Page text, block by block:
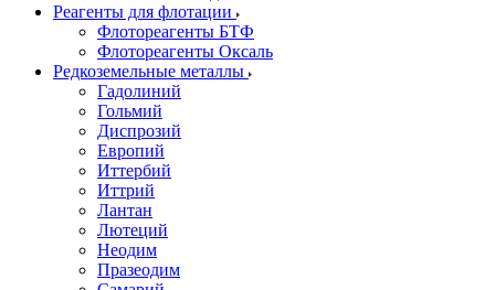
Реагенты для флотации
Флотореагенты БТФ
Флотореагенты Оксаль
Редкоземельные металлы
Гадолиний
Гольмий
Диспрозий
Европий
Иттербий
Иттрий
Лантан
Лютеций
Неодим
Празеодим